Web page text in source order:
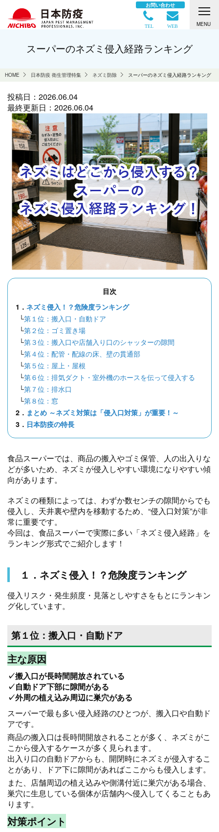
お問い合わせ
TEL WEB MENU
スーパーのネズミ侵入経路ランキング
HOME 日本防疫 衛生管理特集 ネズミ防除 スーパーのネズミ侵入経路ランキング
投稿日： 2026.06.04
最終更新日： 2026.06.04
目次
1． ネズミ侵入！？危険度ランキング
└第１位：搬入口・自動ドア
└第２位：ゴミ置き場
└第３位：搬入口や店舗入り口のシャッターの隙間
└第４位：配管・配線の床、壁の貫通部
└第５位：屋上・屋根
└第６位：排気ダクト・室外機のホースを伝って侵入する
└第７位：排水口
└第８位：窓
2． まとめ ～ネズミ対策は「侵入口対策」が重要！～
3． 日本防疫の特長
食品スーパーでは、商品の搬入やゴミ保管、人の出入りな
どが多いため、ネズミが侵入しやすい環境になりやすい傾
向があります。
ネズミの種類によっては、わずか数センチの隙間からでも
侵入し、天井裏や壁内を移動するため、“侵入口対策”が非
常に重要です。
今回は、食品スーパーで実際に多い「ネズミ侵入経路」を
ランキング形式でご紹介します！
１．ネズミ侵入！？危険度ランキング
侵入リスク・発生頻度・見落としやすさをもとにランキン
グ化しています。
第１位：搬入口・自動ドア
主な原因
✓搬入口が長時間開放されている
✓自動ドア下部に隙間がある
✓外周の植え込み周辺に巣穴がある
スーパーで最も多い侵入経路のひとつが、搬入口や自動ド
アです。
商品の搬入口は長時間開放されることが多く、ネズミがこ
こから侵入するケースが多く見られます。
出入り口の自動ドアからも、開閉時にネズミが侵入するこ
とがあり、ドア下に隙間があればここからも侵入します。
また、店舗周辺の植え込みや側溝付近に巣穴がある場合、
巣穴に生息している個体が店舗内へ侵入してくることもあ
ります。
対策ポイント